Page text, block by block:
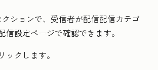
クションで、受信者が配信配信カテゴ
信設定ページで確認できます。
ックします。